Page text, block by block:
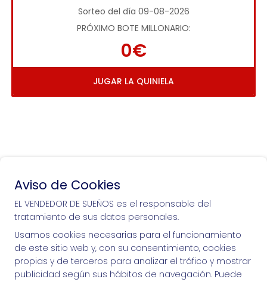
Sorteo del día 09-08-2026
PRÓXIMO BOTE MILLONARIO:
0€
JUGAR LA QUINIELA
Si puedes soñarlo, puedes hacerlo, ¡mucha
suerte!
Aviso de Cookies
EL VENDEDOR DE SUEÑOS es el responsable del
tratamiento de sus datos personales.
Usamos cookies necesarias para el funcionamiento
de este sitio web y, con su consentimiento, cookies
propias y de terceros para analizar el tráfico y mostrar
publicidad según sus hábitos de navegación. Puede